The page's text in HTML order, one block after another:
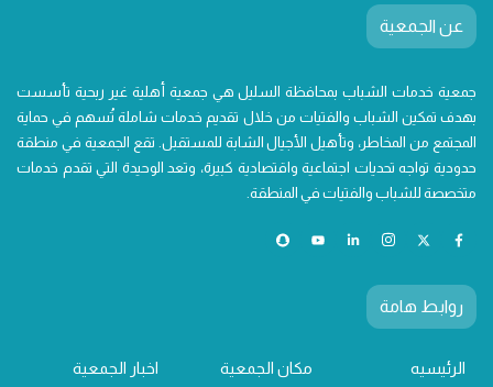
عن الجمعية
جمعية خدمات الشباب بمحافظة السليل هي جمعية أهلية غير ربحية تأسست
بهدف تمكين الشباب والفتيات من خلال تقديم خدمات شاملة تُسهم في حماية
المجتمع من المخاطر، وتأهيل الأجيال الشابة للمستقبل. تقع الجمعية في منطقة
حدودية تواجه تحديات اجتماعية واقتصادية كبيرة، وتعد الوحيدة التي تقدم خدمات
متخصصة للشباب والفتيات في المنطقة.
روابط هامة
الرئيسيه مكان الجمعية
اخبار الجمعية